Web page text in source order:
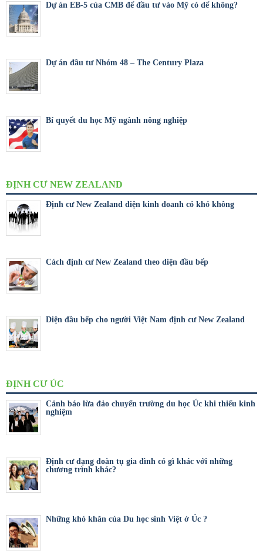
Dự án EB-5 của CMB để đầu tư vào Mỹ có dể không?
Dự án đầu tư Nhóm 48 – The Century Plaza
Bí quyết du học Mỹ ngành nông nghiệp
ĐỊNH CƯ NEW ZEALAND
Định cư New Zealand diện kinh doanh có khó không
Cách định cư New Zealand theo diện đầu bếp
Diện đầu bếp cho người Việt Nam định cư New Zealand
ĐỊNH CƯ ÚC
Cảnh báo lừa đảo chuyển trường du học Úc khi thiếu kinh
nghiệm
Định cư dạng đoàn tụ gia đình có gì khác với những
chương trình khác?
Những khó khăn của Du học sinh Việt ở Úc ?